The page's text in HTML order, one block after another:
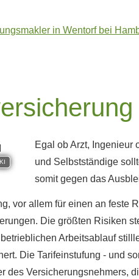
KI
Egal ob Arzt, Ingenieur
und Selbstständige
somit gegen das
vor allem für einen an feste
Die größten Risiken
Arbeitsablauf
Die Tarifeinstufung - und
des Versicherungsnehmers,